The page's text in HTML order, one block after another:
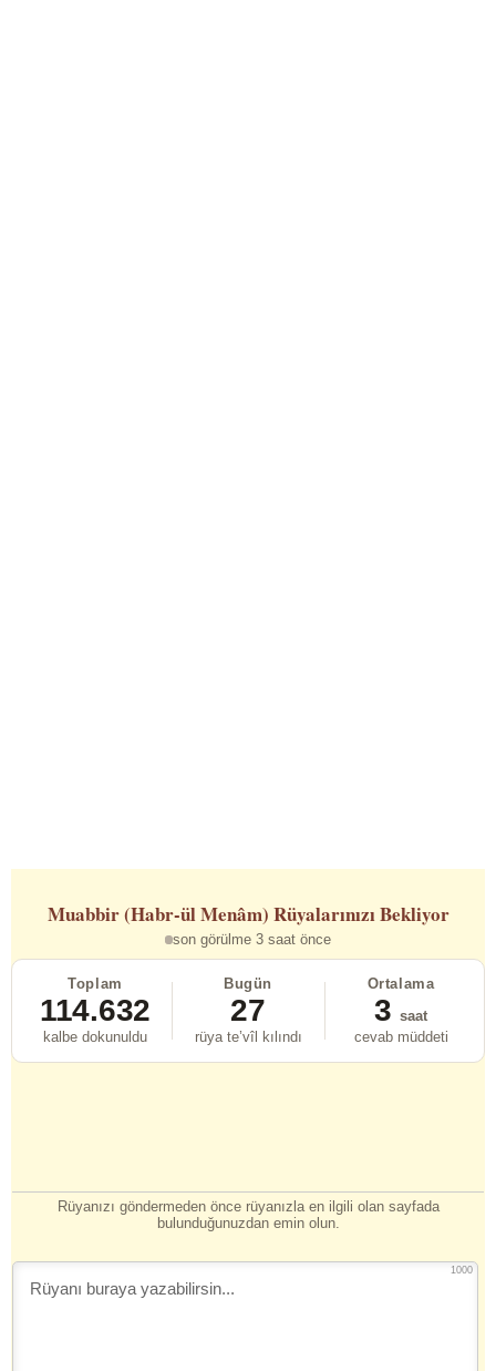
Muabbir (Habr-ül Menâm) Rüyalarınızı Bekliyor
son görülme 3 saat önce
Toplam
114.632
kalbe dokunuldu
Bugün
27
rüya te’vîl kılındı
Ortalama
3 saat
cevab müddeti
Rüyanızı göndermeden önce rüyanızla en ilgili olan sayfada
bulunduğunuzdan emin olun.
1000